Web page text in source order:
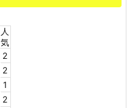
人
気
2
2
1
2